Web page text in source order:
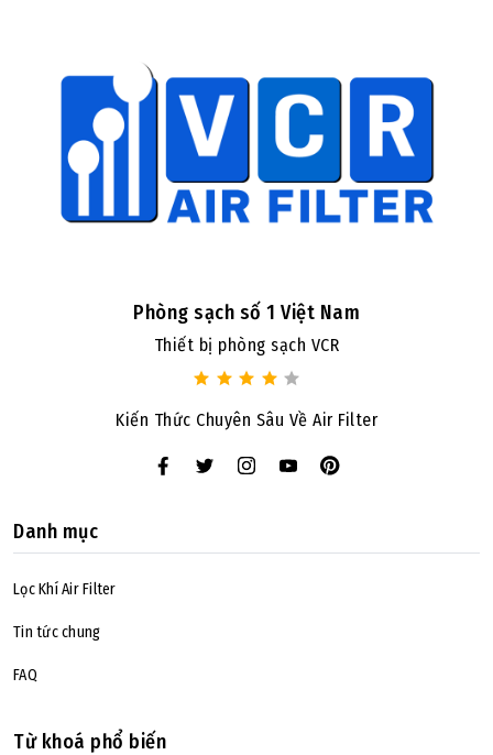
Phòng sạch số 1 Việt Nam
Thiết bị phòng sạch VCR
Kiến Thức Chuyên Sâu Về Air Filter
Danh mục
Lọc Khí Air Filter
Tin tức chung
FAQ
Từ khoá phổ biến